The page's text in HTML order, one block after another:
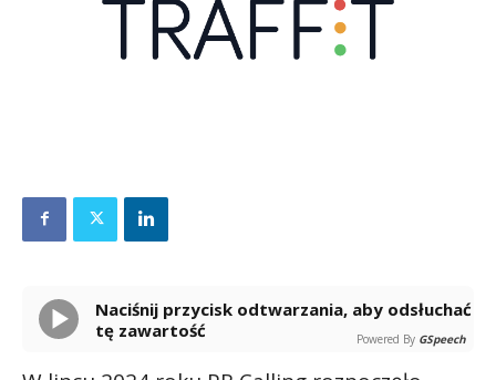
Naciśnij przycisk odtwarzania, aby odsłuchać
tę zawartość
Powered By GSpeech